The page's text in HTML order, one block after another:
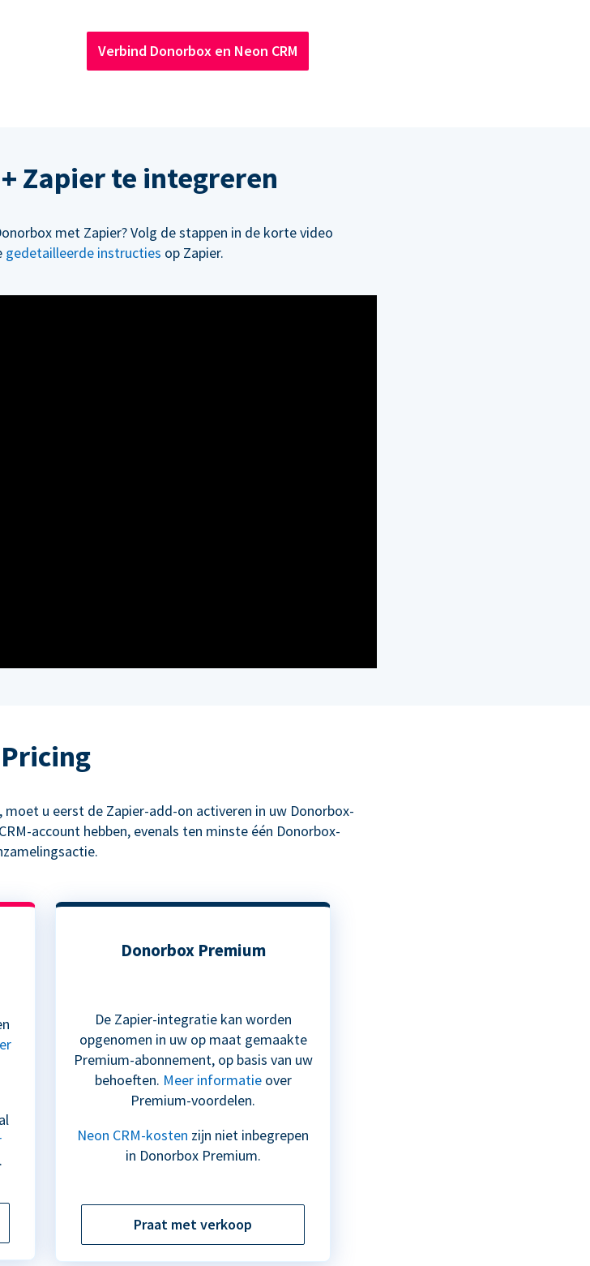
Verbind Donorbox en Neon CRM
Zapier te integreren
met Zapier? Volg de stappen in de korte video
gedetailleerde instructies op Zapier.
Pricing
u eerst de Zapier-add-on activeren in uw Donorbox-
account hebben, evenals ten minste één Donorbox-
Donorbox Premium
De Zapier-integratie kan worden
opgenomen in uw op maat gemaakte
Premium-abonnement, op basis van uw
behoeften. Meer informatieover
Premium-voordelen.
Neon CRM-kosten zijn niet inbegrepen
in Donorbox Premium.
Praat met verkoop